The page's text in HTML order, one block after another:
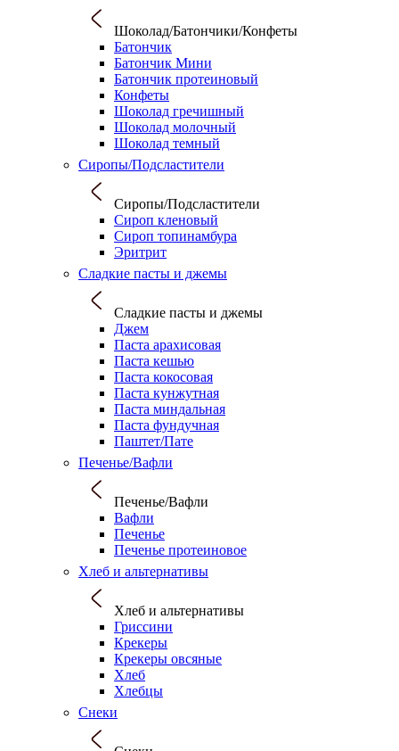
Шоколад/Батончики/Конфеты
Батончик
Батончик Мини
Батончик протеиновый
Конфеты
Шоколад гречишный
Шоколад молочный
Шоколад темный
Сиропы/Подсластители
Сиропы/Подсластители
Сироп кленовый
Сироп топинамбура
Эритрит
Сладкие пасты и джемы
Сладкие пасты и джемы
Джем
Паста арахисовая
Паста кешью
Паста кокосовая
Паста кунжутная
Паста миндальная
Паста фундучная
Паштет/Пате
Печенье/Вафли
Печенье/Вафли
Вафли
Печенье
Печенье протеиновое
Хлеб и альтернативы
Хлеб и альтернативы
Гриссини
Крекеры
Крекеры овсяные
Хлеб
Хлебцы
Снеки